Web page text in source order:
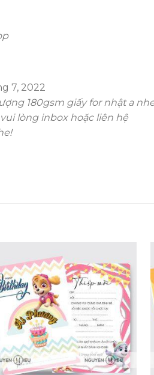
7, 2022
180gsm giấy for nhật a
lòng inbox hoặc liên hệ